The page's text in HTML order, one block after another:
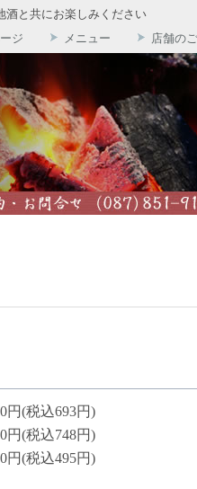
と共にお楽しみください
ジ メニュー 店舗の
円(税込693円)
円(税込748円)
円(税込495円)